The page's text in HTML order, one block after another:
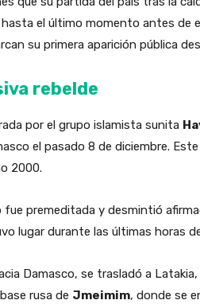
el último momento antes de
su primera aparición pública
rebelde
por el grupo islamista sunita
el pasado 8 de diciembre.
2000.
fue premeditada y desmintió
lugar durante las últimas horas
Damasco, se trasladó a
rusa de Jmeimim, donde se